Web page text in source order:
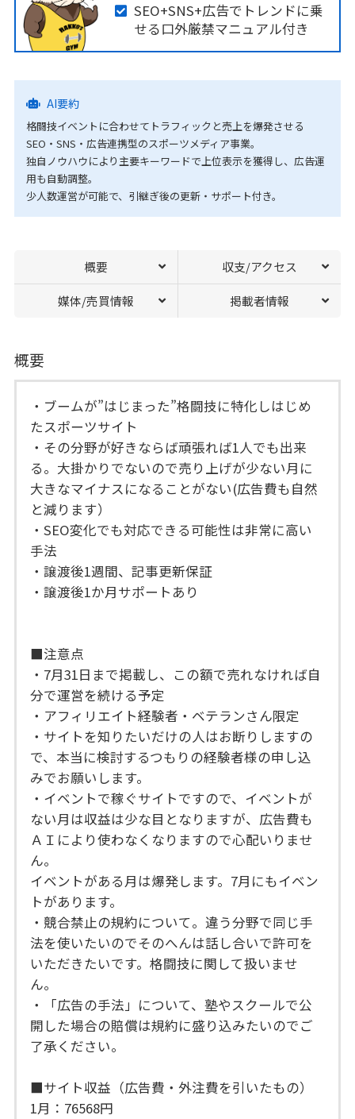
SEO+SNS+広告でトレンドに乗
せる口外厳禁マニュアル付き
AI要約
格闘技イベントに合わせてトラフィックと売上を爆発させる
SEO・SNS・広告連携型のスポーツメディア事業。
独自ノウハウにより主要キーワードで上位表示を獲得し、広告運
用も自動調整。
少人数運営が可能で、引継ぎ後の更新・サポート付き。
概要 収支/アクセス
媒体/売買情報 掲載者情報
概要
・ブームが”はじまった”格闘技に特化しはじめ
たスポーツサイト
・その分野が好きならば頑張れば1人でも出来
る。大掛かりでないので売り上げが少ない月に
大きなマイナスになることがない(広告費も自然
と減ります）
・SEO変化でも対応できる可能性は非常に高い
手法
・譲渡後1週間、記事更新保証
・譲渡後1か月サポートあり
■注意点
・7月31日まで掲載し、この額で売れなければ自
分で運営を続ける予定
・アフィリエイト経験者・ベテランさん限定
・サイトを知りたいだけの人はお断りしますの
で、本当に検討するつもりの経験者様の申し込
みでお願いします。
・イベントで稼ぐサイトですので、イベントが
ない月は収益は少な目となりますが、広告費も
ＡＩにより使わなくなりますので心配いりませ
ん。
イベントがある月は爆発します。7月にもイベン
トがあります。
・競合禁止の規約について。違う分野で同じ手
法を使いたいのでそのへんは話し合いで許可を
いただきたいです。格闘技に関して扱いませ
ん。
・「広告の手法」について、塾やスクールで公
開した場合の賠償は規約に盛り込みたいのでご
了承ください。
■サイト収益（広告費・外注費を引いたもの）
1月：76568円